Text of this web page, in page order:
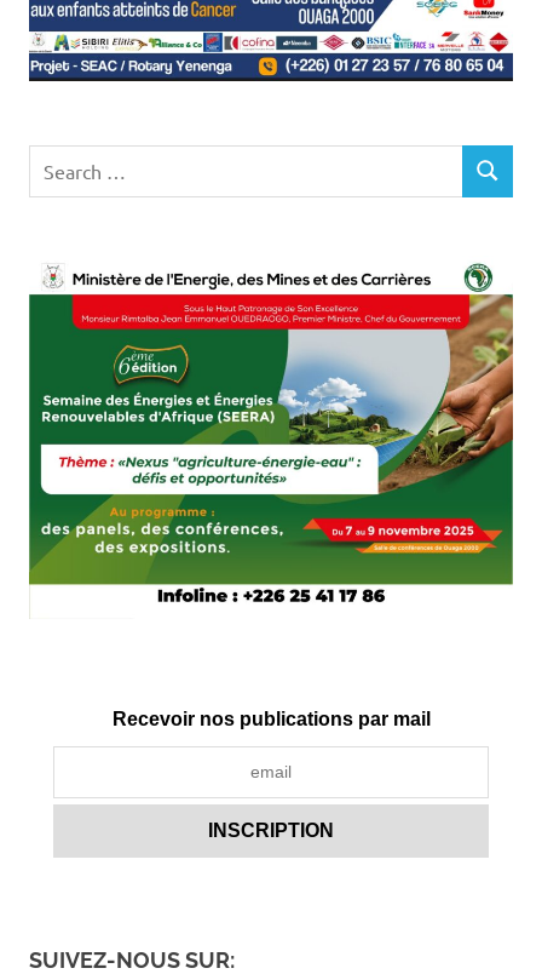
for:
SEARCH
Recevoir nos publications par mail
SUIVEZ-NOUS SUR: